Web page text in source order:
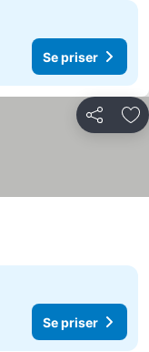
Se priser
Dela
Se priser